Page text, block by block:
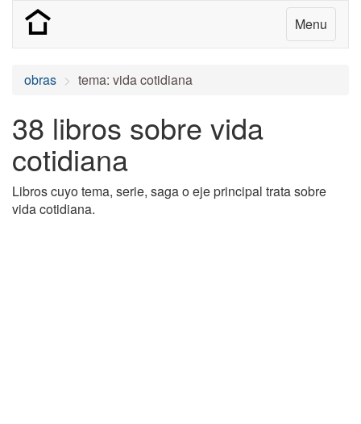
Menu
obras tema: vida cotidiana
38 libros sobre vida
cotidiana
Libros cuyo tema, serie, saga o eje principal trata sobre
vida cotidiana.